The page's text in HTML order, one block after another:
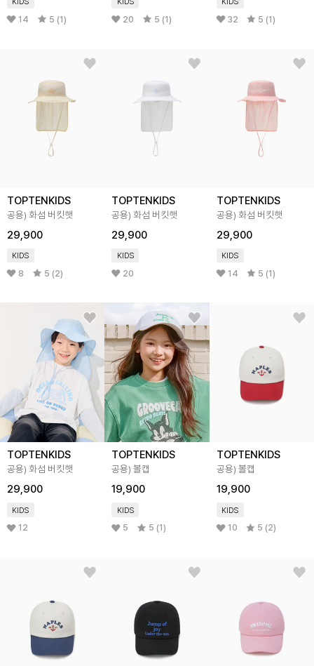
14 5 (1) 20 5 (1) 32 5 (1)
TOPTENKIDS
공용) 화섬 버킷햇
29,900
KIDS
8 5 (2)
TOPTENKIDS
공용) 화섬 버킷햇
29,900
KIDS
20
TOPTENKIDS
공용) 화섬 버킷햇
29,900
KIDS
14 5 (1)
TOPTENKIDS
공용) 화섬 버킷햇
29,900
KIDS
12
TOPTENKIDS
공용) 볼캡
19,900
KIDS
5 5 (1)
TOPTENKIDS
공용) 볼캡
19,900
KIDS
10 5 (2)